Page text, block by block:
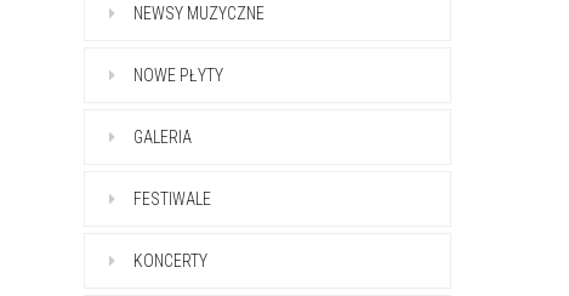
NEWSY MUZYCZNE
NOWE PŁYTY
GALERIA
FESTIWALE
KONCERTY